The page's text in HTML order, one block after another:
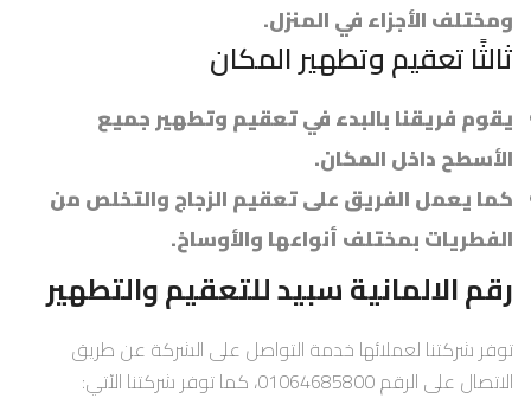
ومختلف الأجزاء في المنزل.
ثالثًا تعقيم وتطهير المكان
يقوم فريقنا بالبدء في تعقيم وتطهير جميع
الأسطح داخل المكان.
كما يعمل الفريق على تعقيم الزجاج والتخلص من
الفطريات بمختلف أنواعها والأوساخ.
رقم الالمانية سبيد للتعقيم والتطهير
توفر شركتنا لعملائها خدمة التواصل على الشركة عن طريق
الاتصال على الرقم 01064685800، كما توفر شركتنا الآتي: